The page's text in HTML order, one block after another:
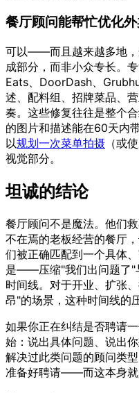
餐厅顾问能帮忙优化
可以——而且越来越多地，
成部分，而非小众专长。
Eats、DoorDash、
述、配料组、招牌菜品、
奏。这些修复往往是整个
的图片和描述能在60天内
以规划一次菜单拍摄 （或
视觉部分。
坦诚的结论
餐厅顾问不是魔法。他们
不在焉的老板经营的餐厅
们被正确匹配到一个具体
是——压缩"我们出问题了"
时间线。对于开业、扩张
昂"的场景，这种时间线的
如果你正在纠结是否聘请
始：说出具体问题、说出
解决过此类问题的顾问类
准备好聘请——而这本身就